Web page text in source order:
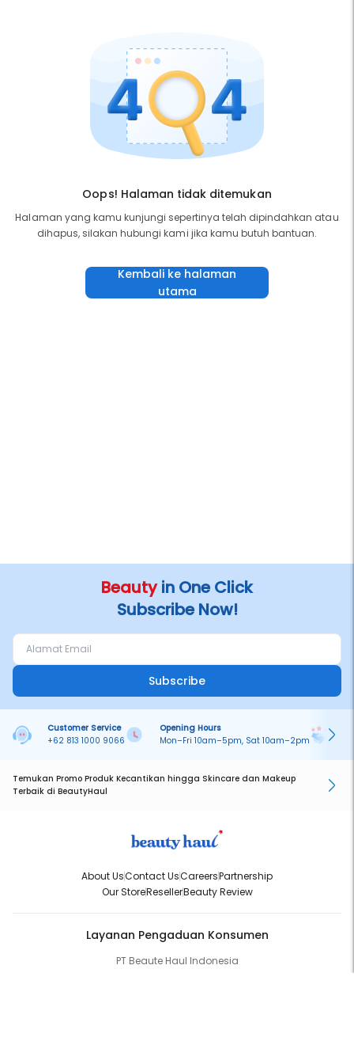
Oops! Halaman tidak ditemukan
Halaman yang kamu kunjungi sepertinya telah dipindahkan atau
dihapus, silakan hubungi kami jika kamu butuh bantuan.
Kembali ke halaman
utama
Beautyin One Click
Subscribe Now!
Subscribe
Customer Service
+62 813 1000 9066
Opening Hours
Mon–Fri 10am–5pm, Sat 10am–2pm
Temukan Promo Produk Kecantikan hingga Skincare dan Makeup
Terbaik di BeautyHaul
About UsContact UsCareersPartnership
Our StoreResellerBeauty Review
Layanan Pengaduan Konsumen
PT Beaute Haul Indonesia